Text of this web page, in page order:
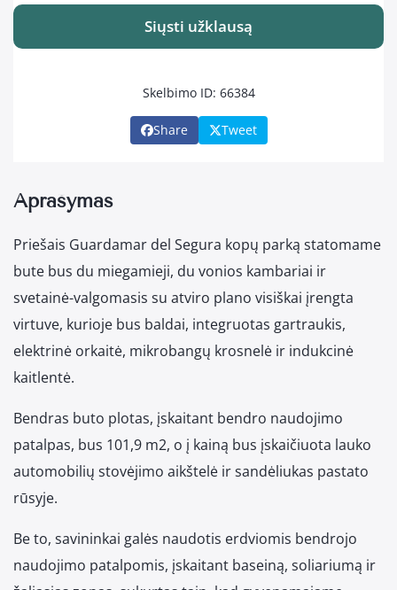
Siųsti užklausą
Skelbimo ID: 66384
Share Tweet
Aprašymas
Priešais Guardamar del Segura kopų parką statomame
bute bus du miegamieji, du vonios kambariai ir
svetainė-valgomasis su atviro plano visiškai įrengta
virtuve, kurioje bus baldai, integruotas gartraukis,
elektrinė orkaitė, mikrobangų krosnelė ir indukcinė
kaitlentė.
Bendras buto plotas, įskaitant bendro naudojimo
patalpas, bus 101,9 m2, o į kainą bus įskaičiuota lauko
automobilių stovėjimo aikštelė ir sandėliukas pastato
rūsyje.
Be to, savininkai galės naudotis erdviomis bendrojo
naudojimo patalpomis, įskaitant baseiną, soliariumą ir